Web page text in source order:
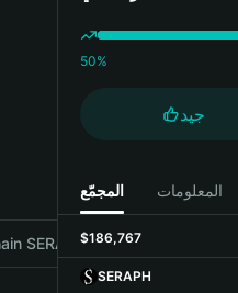
SERAPH with Bitget Wallet
50%
جيد
المجمّع المعلومات
$186,767
SERAPH